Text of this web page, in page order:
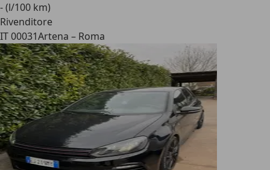
- (l/100 km)
Rivenditore
IT 00031Artena – Roma